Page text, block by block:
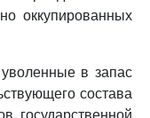
оккупированных
в запас
состава
государственной